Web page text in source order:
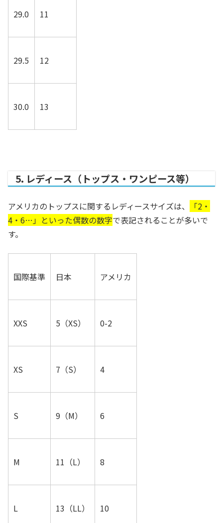
29.0 11
29.5 12
30.0 13
5. レディース（トップス・ワンピース等）
アメリカのトップスに関するレディースサイズは、
「2・
4・6…」といった偶数の数字で表記されることが多いで
す。
国際基準 日本 アメリカ
XXS 5（XS） 0-2
XS 7（S） 4
S 9（M） 6
M 11（L） 8
L 13（LL） 10